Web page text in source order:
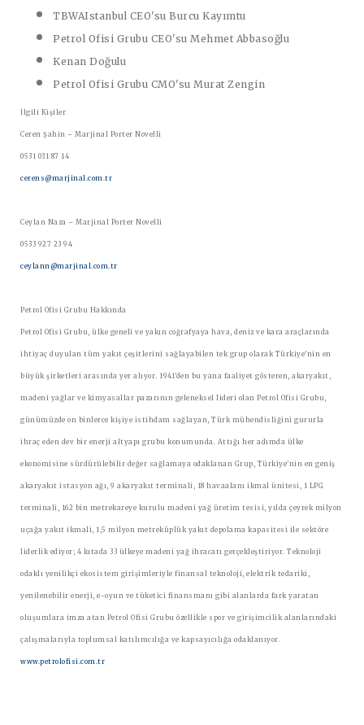
TBWAIstanbul CEO'su Burcu Kayımtu
Petrol Ofisi Grubu CEO'su Mehmet Abbasoğlu
Kenan Doğulu
Petrol Ofisi Grubu CMO'su Murat Zengin
İlgili Kişiler
Ceren Şahin – Marjinal Porter Novelli
0531 031 87 14
cerens@marjinal.com.tr
Ceylan Naza – Marjinal Porter Novelli
0533 927 23 94
ceylann@marjinal.com.tr
Petrol Ofisi Grubu Hakkında
Petrol Ofisi Grubu, ülke geneli ve yakın coğrafyaya hava, deniz ve kara araçlarında
ihtiyaç duyulan tüm yakıt çeşitlerini sağlayabilen tek grup olarak Türkiye'nin en
büyük şirketleri arasında yer alıyor. 1941'den bu yana faaliyet gösteren, akaryakıt,
madeni yağlar ve kimyasallar pazarının geleneksel lideri olan Petrol Ofisi Grubu,
günümüzde on binlerce kişiye istihdam sağlayan, Türk mühendisliğini gururla
ihraç eden dev bir enerji altyapı grubu konumunda. Attığı her adımda ülke
ekonomisine sürdürülebilir değer sağlamaya odaklanan Grup, Türkiye'nin en geniş
akaryakıt istasyon ağı, 9 akaryakıt terminali, 18 havaalanı ikmal ünitesi, 1 LPG
terminali, 162 bin metrekareye kurulu madeni yağ üretim tesisi, yılda çeyrek milyon
uçağa yakıt ikmali, 1,5 milyon metreküplük yakıt depolama kapasitesi ile sektöre
liderlik ediyor; 4 kıtada 33 ülkeye madeni yağ ihracatı gerçekleştiriyor. Teknoloji
odaklı yenilikçi ekosistem girişimleriyle finansal teknoloji, elektrik tedariki,
yenilenebilir enerji, e-oyun ve tüketici finansmanı gibi alanlarda fark yaratan
oluşumlara imza atan Petrol Ofisi Grubu özellikle spor ve girişimcilik alanlarındaki
çalışmalarıyla toplumsal katılımcılığa ve kapsayıcılığa odaklanıyor.
www.petrolofisi.com.tr